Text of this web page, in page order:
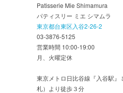
Patisserie Mie Shimamura
パティスリー ミエ シマムラ
東京都台東区入谷2-26-2
03-3876-5125
営業時間 10:00-19:00
月、火曜定休
東京メトロ日比谷線『入谷駅』
札）より徒歩３分